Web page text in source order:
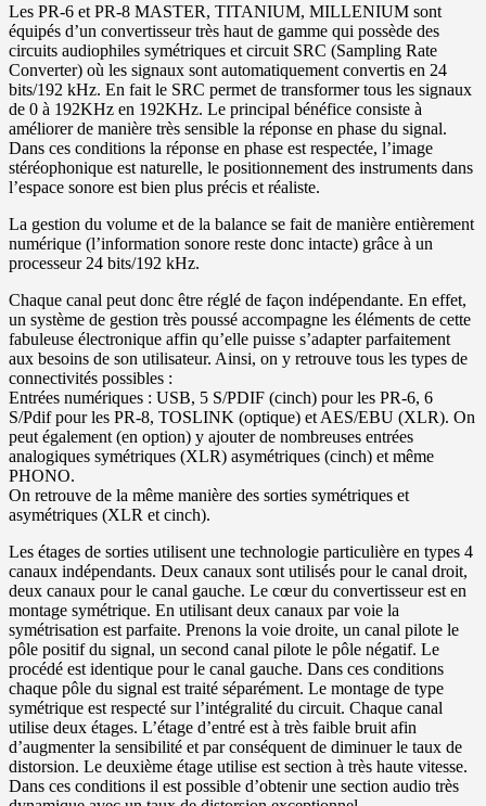
Les PR-6 et PR-8 MASTER, TITANIUM, MILLENIUM sont
équipés d’un convertisseur très haut de gamme qui possède des
circuits audiophiles symétriques et circuit SRC (Sampling Rate
Converter) où les signaux sont automatiquement convertis en 24
bits/192 kHz. En fait le SRC permet de transformer tous les signaux
de 0 à 192KHz en 192KHz. Le principal bénéfice consiste à
améliorer de manière très sensible la réponse en phase du signal.
Dans ces conditions la réponse en phase est respectée, l’image
stéréophonique est naturelle, le positionnement des instruments dans
l’espace sonore est bien plus précis et réaliste.
La gestion du volume et de la balance se fait de manière entièrement
numérique (l’information sonore reste donc intacte) grâce à un
processeur 24 bits/192 kHz.
Chaque canal peut donc être réglé de façon indépendante. En effet,
un système de gestion très poussé accompagne les éléments de cette
fabuleuse électronique affin qu’elle puisse s’adapter parfaitement
aux besoins de son utilisateur. Ainsi, on y retrouve tous les types de
connectivités possibles :
Entrées numériques : USB, 5 S/PDIF (cinch) pour les PR-6, 6
S/Pdif pour les PR-8, TOSLINK (optique) et AES/EBU (XLR). On
peut également (en option) y ajouter de nombreuses entrées
analogiques symétriques (XLR) asymétriques (cinch) et même
PHONO.
On retrouve de la même manière des sorties symétriques et
asymétriques (XLR et cinch).
Les étages de sorties utilisent une technologie particulière en types 4
canaux indépendants. Deux canaux sont utilisés pour le canal droit,
deux canaux pour le canal gauche. Le cœur du convertisseur est en
montage symétrique. En utilisant deux canaux par voie la
symétrisation est parfaite. Prenons la voie droite, un canal pilote le
pôle positif du signal, un second canal pilote le pôle négatif. Le
procédé est identique pour le canal gauche. Dans ces conditions
chaque pôle du signal est traité séparément. Le montage de type
symétrique est respecté sur l’intégralité du circuit. Chaque canal
utilise deux étages. L’étage d’entré est à très faible bruit afin
d’augmenter la sensibilité et par conséquent de diminuer le taux de
distorsion. Le deuxième étage utilise est section à très haute vitesse.
Dans ces conditions il est possible d’obtenir une section audio très